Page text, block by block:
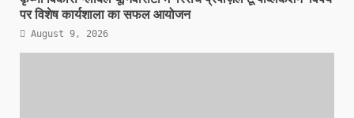
पर विशेष कार्यशाला का सफल आयोजन
August 9, 2026